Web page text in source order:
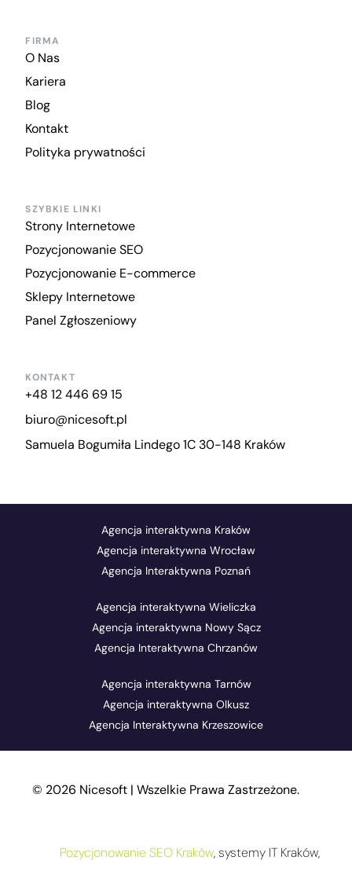
FIRMA
O Nas
Kariera
Blog
Kontakt
Polityka prywatności
SZYBKIE LINKI
Strony Internetowe
Pozycjonowanie SEO
Pozycjonowanie E-commerce
Sklepy Internetowe
Panel Zgłoszeniowy
KONTAKT
+48 12 446 69 15
biuro@nicesoft.pl
Samuela Bogumiła Lindego 1C 30-148 Kraków
Agencja interaktywna Kraków
Agencja interaktywna Wrocław
Agencja Interaktywna Poznań
Agencja interaktywna Wieliczka
Agencja interaktywna Nowy Sącz
Agencja Interaktywna Chrzanów
Agencja interaktywna Tarnów
Agencja interaktywna Olkusz
Agencja Interaktywna Krzeszowice
© 2026 Nicesoft | Wszelkie Prawa Zastrzeżone.
Pozycjonowanie SEO Kraków, systemy IT Kraków,